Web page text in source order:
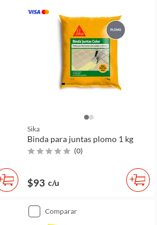
Sika
Binda para juntas plomo 1 kg
(0)
$93 c/u
comparar